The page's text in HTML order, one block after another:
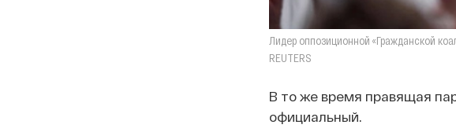
Лидер оппозиционной «Гражданской
REUTERS
В то же время правящая
официальный.